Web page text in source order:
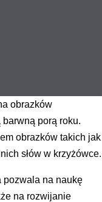
obrazków
porą roku.
obrazków takich jak
słów w krzyżówce.
pozwala na naukę
na rozwijanie